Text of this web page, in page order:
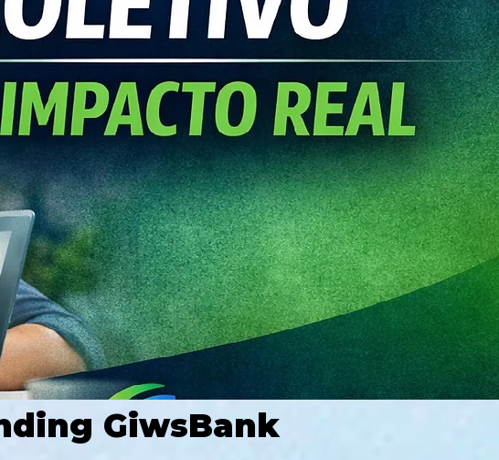
GiwsBank